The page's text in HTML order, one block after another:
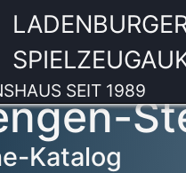
SEIT 1989
Katalog